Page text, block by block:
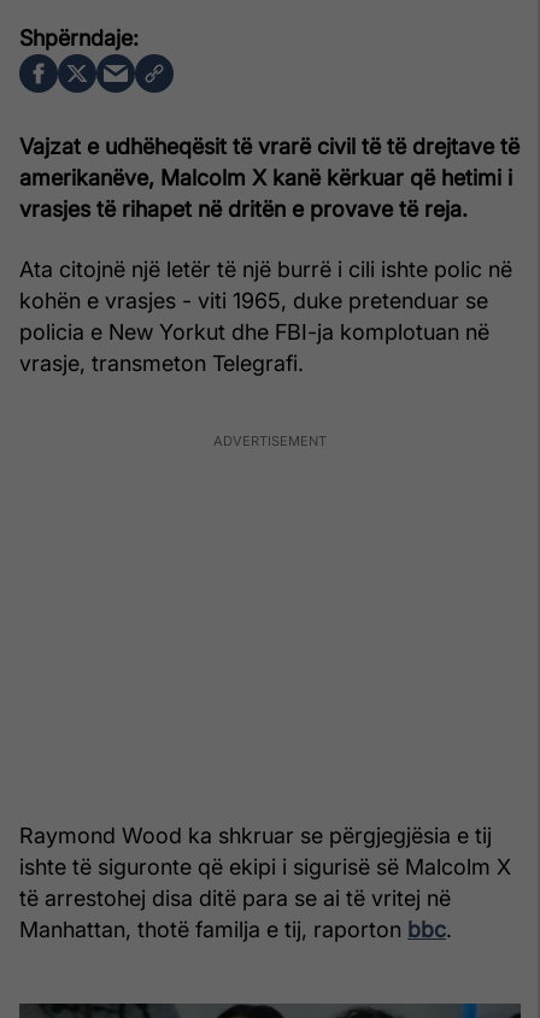
Vajzat e udhëheqësit të vrarë civil të të drejtave të
amerikanëve, Malcolm X kanë kërkuar që hetimi i
vrasjes të rihapet në dritën e provave të reja.
Ata citojnë një letër të një burrë i cili ishte polic në
kohën e vrasjes - viti 1965, duke pretenduar se
policia e New Yorkut dhe FBI-ja komplotuan në
vrasje, transmeton Telegrafi.
Raymond Wood ka shkruar se përgjegjësia e tij
ishte të siguronte që ekipi i sigurisë së Malcolm X
të arrestohej disa ditë para se ai të vritej në
Manhattan, thotë familja e tij, raporton bbc.